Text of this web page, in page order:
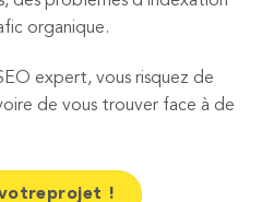
organique.
expert, vous risquez de
de vous trouver face à de
!